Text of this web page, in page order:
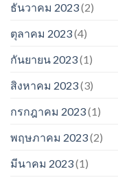
ธันวาคม 2023(2)
ตุลาคม 2023(4)
กันยายน 2023(1)
สิงหาคม 2023(3)
กรกฎาคม 2023(1)
พฤษภาคม 2023(2)
มีนาคม 2023(1)